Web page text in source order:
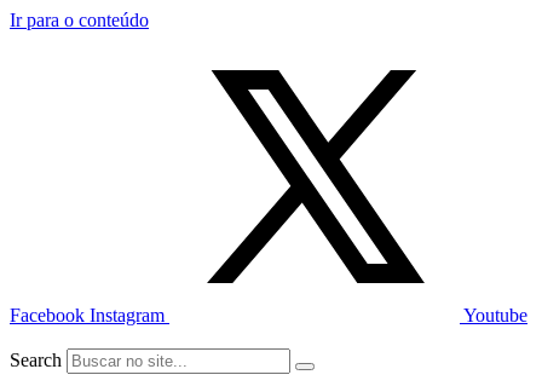
Ir para o conteúdo
Facebook Instagram Youtube
Search